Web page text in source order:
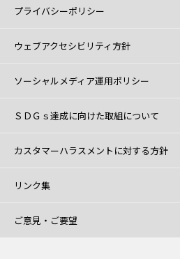
プライバシーポリシー
ウェブアクセシビリティ方針
ソーシャルメディア運用ポリシー
ＳＤＧｓ達成に向けた取組について
カスタマーハラスメントに対する方針
リンク集
ご意見・ご要望